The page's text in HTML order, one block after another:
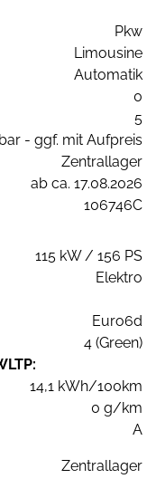
Pkw
Limousine
Automatik
0
5
- ggf. mit Aufpreis
Zentrallager
ab ca. 17.08.2026
106746C
115 kW / 156 PS
Elektro
Euro6d
4 (Green)
14,1 kWh/100km
0 g/km
A
Zentrallager